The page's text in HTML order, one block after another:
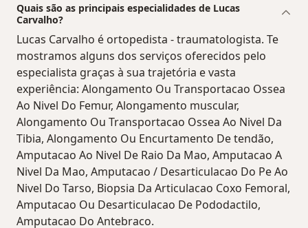
Quais são as principais especialidades de Lucas
Carvalho?
Lucas Carvalho é ortopedista - traumatologista. Te
mostramos alguns dos serviços oferecidos pelo
especialista graças à sua trajetória e vasta
experiência: Alongamento Ou Transportacao Ossea
Ao Nivel Do Femur, Alongamento muscular,
Alongamento Ou Transportacao Ossea Ao Nivel Da
Tibia, Alongamento Ou Encurtamento De tendão,
Amputacao Ao Nivel De Raio Da Mao, Amputacao A
Nivel Da Mao, Amputacao / Desarticulacao Do Pe Ao
Nivel Do Tarso, Biopsia Da Articulacao Coxo Femoral,
Amputacao Ou Desarticulacao De Pododactilo,
Amputacao Do Antebraco.